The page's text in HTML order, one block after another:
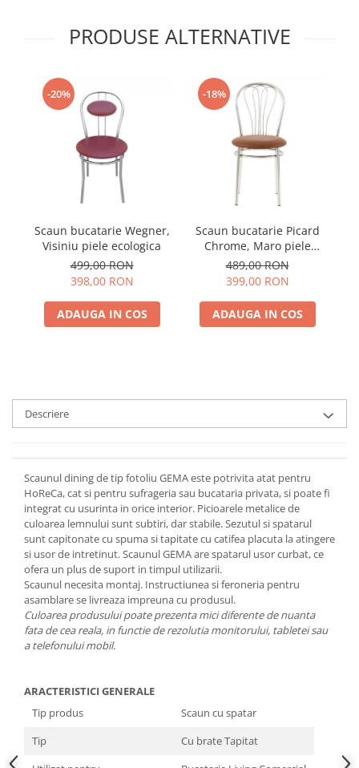
PRODUSE ALTERNATIVE
-20%
Scaun bucatarie Wegner,
Visiniu piele ecologica
499,00 RON
398,00 RON
ADAUGA IN COS
-18%
Scaun bucatarie Picard
Chrome, Maro piele
ecologica
489,00 RON
399,00 RON
ADAUGA IN COS
Descriere
Scaunul dining de tip fotoliu GEMA este potrivita atat pentru
HoReCa, cat si pentru sufrageria sau bucataria privata, si poate fi
integrat cu usurinta in orice interior. Picioarele metalice de
culoarea lemnului sunt subtiri, dar stabile. Sezutul si spatarul
sunt capitonate cu spuma si tapitate cu catifea placuta la atingere
si usor de intretinut. Scaunul GEMA are spatarul usor curbat, ce
ofera un plus de suport in timpul utilizarii.
Scaunul necesita montaj. Instructiunea si feroneria pentru
asamblare se livreaza impreuna cu produsul.
Culoarea produsului poate prezenta mici diferente de nuanta
fata de cea reala, in functie de rezolutia monitorului, tabletei sau
a telefonului mobil.
ARACTERISTICI GENERALE
Tip produs
Scaun cu spatar
Tip
Cu brate Tapitat